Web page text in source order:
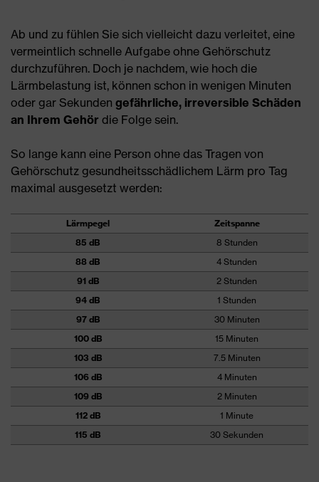
Ab und zu fühlen Sie sich vielleicht dazu verleitet, eine
vermeintlich schnelle Aufgabe ohne Gehörschutz
durchzuführen. Doch je nachdem, wie hoch die
Lärmbelastung ist, können schon in wenigen Minuten
oder gar Sekunden gefährliche, irreversible Schäden
an Ihrem Gehör die Folge sein.
So lange kann eine Person ohne das Tragen von
Gehörschutz gesundheitsschädlichem Lärm pro Tag
maximal ausgesetzt werden:
Lärmpegel
Zeitspanne
85 dB
8 Stunden
88 dB
4 Stunden
91 dB
2 Stunden
94 dB
1 Stunden
97 dB
30 Minuten
100 dB
15 Minuten
103 dB
7.5 Minuten
106 dB
4 Minuten
109 dB
2 Minuten
112 dB
1 Minute
115 dB
30 Sekunden